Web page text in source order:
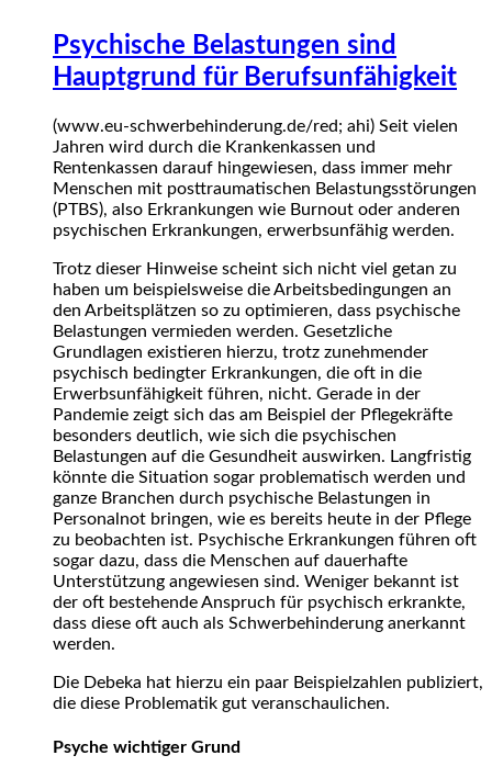
Psychische Belastungen sind
Hauptgrund für Berufsunfähigkeit
(www.eu-schwerbehinderung.de/red; ahi) Seit vielen
Jahren wird durch die Krankenkassen und
Rentenkassen darauf hingewiesen, dass immer mehr
Menschen mit posttraumatischen Belastungsstörungen
(PTBS), also Erkrankungen wie Burnout oder anderen
psychischen Erkrankungen, erwerbsunfähig werden.
Trotz dieser Hinweise scheint sich nicht viel getan zu
haben um beispielsweise die Arbeitsbedingungen an
den Arbeitsplätzen so zu optimieren, dass psychische
Belastungen vermieden werden. Gesetzliche
Grundlagen existieren hierzu, trotz zunehmender
psychisch bedingter Erkrankungen, die oft in die
Erwerbsunfähigkeit führen, nicht. Gerade in der
Pandemie zeigt sich das am Beispiel der Pflegekräfte
besonders deutlich, wie sich die psychischen
Belastungen auf die Gesundheit auswirken. Langfristig
könnte die Situation sogar problematisch werden und
ganze Branchen durch psychische Belastungen in
Personalnot bringen, wie es bereits heute in der Pflege
zu beobachten ist. Psychische Erkrankungen führen oft
sogar dazu, dass die Menschen auf dauerhafte
Unterstützung angewiesen sind. Weniger bekannt ist
der oft bestehende Anspruch für psychisch erkrankte,
dass diese oft auch als Schwerbehinderung anerkannt
werden.
Die Debeka hat hierzu ein paar Beispielzahlen publiziert,
die diese Problematik gut veranschaulichen.
Psyche wichtiger Grund